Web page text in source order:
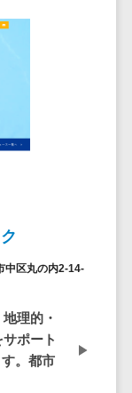
ス>
ル>
中区丸の内2-14-
理的・
ポート
。都市